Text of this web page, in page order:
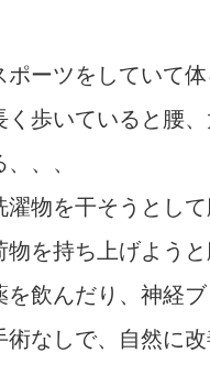
ポーツをしていて
く歩いていると腰
、、、
濯物を干そうとし
物を持ち上げよう
を飲んだり、神経
術なしで、自然に